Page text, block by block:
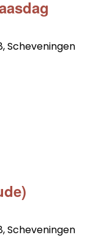
Scheveningen
Scheveningen